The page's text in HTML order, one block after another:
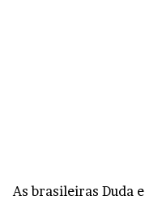
As brasileiras Duda